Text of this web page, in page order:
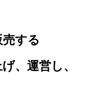
する
、運営し、